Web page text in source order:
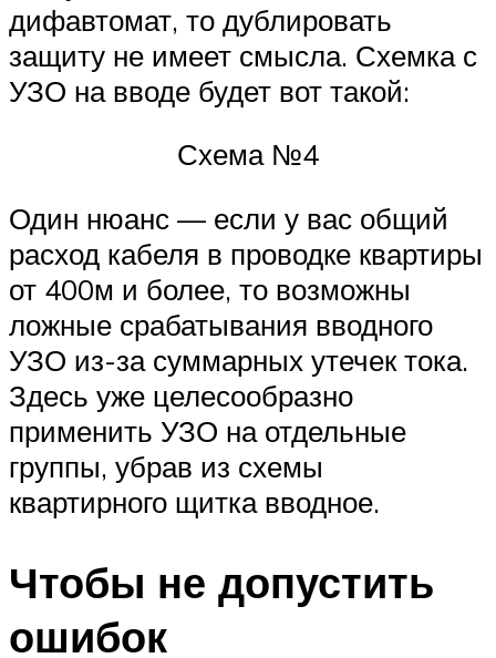
дифавтомат, то дублировать
защиту не имеет смысла. Схемка с
УЗО на вводе будет вот такой:
Схема №4
Один нюанс — если у вас общий
расход кабеля в проводке квартиры
от 400м и более, то возможны
ложные срабатывания вводного
УЗО из-за суммарных утечек тока.
Здесь уже целесообразно
применить УЗО на отдельные
группы, убрав из схемы
квартирного щитка вводное.
Чтобы не допустить
ошибок